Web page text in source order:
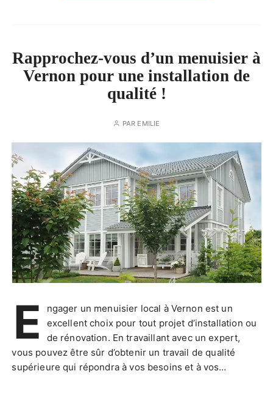
Rapprochez-vous d’un menuisier à
Vernon pour une installation de
qualité !
PAR EMILIE
E
ngager un menuisier local à Vernon est un
excellent choix pour tout projet d’installation ou
de rénovation. En travaillant avec un expert,
vous pouvez être sûr d’obtenir un travail de qualité
supérieure qui répondra à vos besoins et à vos…